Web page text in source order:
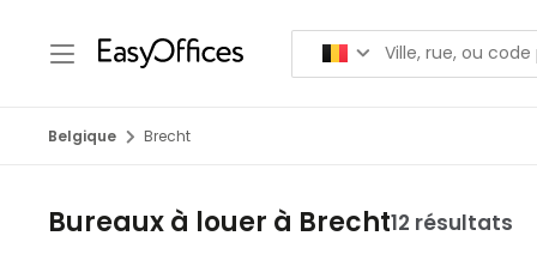
Belgique Brecht
Bureaux à louer à Brecht12 résultats